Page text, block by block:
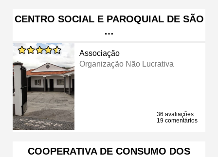
CENTRO SOCIAL E PAROQUIAL DE SÃO
…
Associação
Organização Não Lucrativa
36 avaliações
19 comentários
COOPERATIVA DE CONSUMO DOS